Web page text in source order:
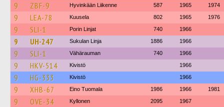
9 ZBF-9 Hyvinkään Liikenne 587 1965 1974
9 LEA-78 Kuusela 802 1965 1976
9 SLI-1 Porin Linjat 740 1966
9 UH-247 Sukulan Linja 1886 1966
9 SLI-1 Vähärauman 740 1966
9 HKV-514 Kivistö 1966
9 HG-333 Kivistö 1966
9 XHB-67 Eino Tuomala 1986 1966 1981
9 OVE-34 Kyllonen 2095 1967